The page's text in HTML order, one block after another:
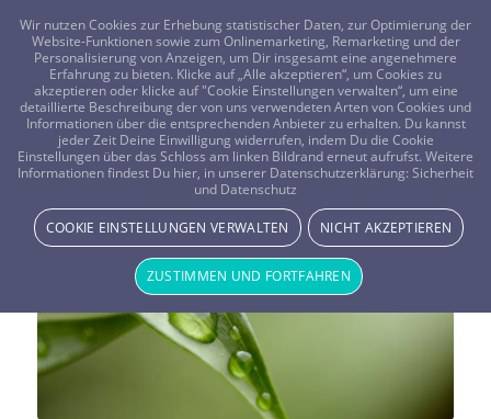
FRAGEN? KOSTENLOS ANRUFEN: 0800-8478266
Der Biorhythmus
Wir nutzen Cookies zur Erhebung statistischer Daten, zur Optimierung der
Website-Funktionen sowie zum Onlinemarketing, Remarketing und der
Personalisierung von Anzeigen, um Dir insgesamt eine angenehmere
Erfahrung zu bieten. Klicke auf „Alle akzeptieren“, um Cookies zu
akzeptieren oder klicke auf "Cookie Einstellungen verwalten“, um eine
detaillierte Beschreibung der von uns verwendeten Arten von Cookies und
Informationen über die entsprechenden Anbieter zu erhalten. Du kannst
jeder Zeit Deine Einwilligung widerrufen, indem Du die Cookie
Einstellungen über das Schloss am linken Bildrand erneut aufrufst. Weitere
Informationen findest Du hier, in unserer Datenschutzerklärung: Sicherheit
und Datenschutz
COOKIE EINSTELLUNGEN VERWALTEN NICHT AKZEPTIEREN
ZUSTIMMEN UND FORTFAHREN